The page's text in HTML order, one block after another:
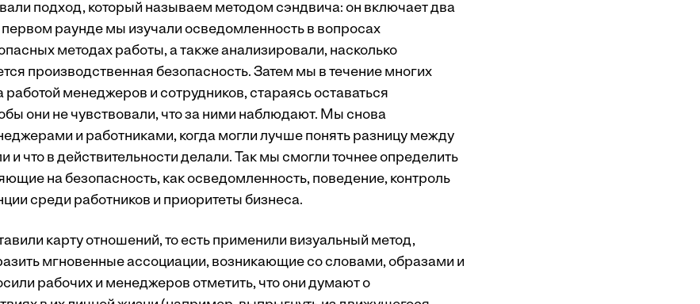
подход, который называем методом сэндвича: он включает два
раунде мы изучали осведомленность в вопросах
методах работы, а также анализировали, насколько
производственная безопасность. Затем мы в течение многих
менеджеров и сотрудников, стараясь оставаться
они не чувствовали, что за ними наблюдают. Мы снова
и работниками, когда могли лучше понять разницу между
и что в действительности делали. Так мы смогли точнее определить
на безопасность, как осведомленность, поведение, контроль
среди работников и приоритеты бизнеса.
карту отношений, то есть применили визуальный метод,
мгновенные ассоциации, возникающие со словами, образами и
рабочих и менеджеров отметить, что они думают о